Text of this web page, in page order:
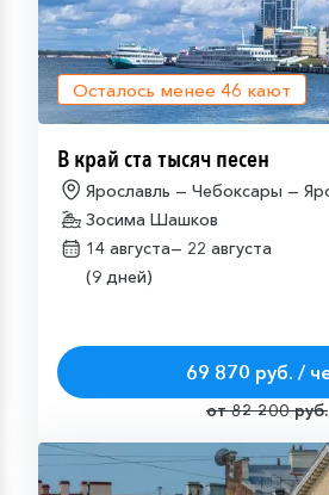
Осталось менее 46 кают
В край ста тысяч песен
Ярославль — Чебоксары —
Зосима Шашков
14 августа— 22 августа
(9 дней)
69 870 руб. /
от 82 200 руб.